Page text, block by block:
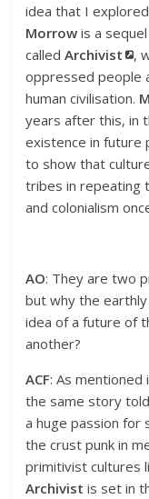
idea that I
Morrow is a
calledArchivist
,
oppressed people
human civilisation.
years after this, in
existence in
to show that
tribes in repeating
and colonialism
AO: They are two
but why the
idea of ​​a future of
another?
ACF: As
the same story
a huge passion for
the crust punk in
primitivist cultures
Archivist is set in